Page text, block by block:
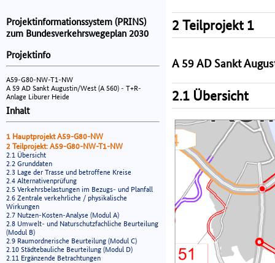
Projektinformationssystem (PRINS)
zum Bundesverkehrswegeplan 2030
Projektinfo
A59-G80-NW-T1-NW
A 59 AD Sankt Augustin/West (A 560) - T+R-
Anlage Liburer Heide
Inhalt
1 Hauptprojekt A59-G80-NW
2 Teilprojekt: A59-G80-NW-T1-NW
2.1 Übersicht
2.2 Grunddaten
2.3 Lage der Trasse und betroffene Kreise
2.4 Alternativenprüfung
2.5 Verkehrsbelastungen im Bezugs- und Planfall
2.6 Zentrale verkehrliche / physikalische
Wirkungen
2.7 Nutzen-Kosten-Analyse (Modul A)
2.8 Umwelt- und Naturschutzfachliche Beurteilung
(Modul B)
2.9 Raumordnerische Beurteilung (Modul C)
2.10 Städtebauliche Beurteilung (Modul D)
2.11 Ergänzende Betrachtungen
2 Teilprojekt 1
A 59 AD Sankt
2.1 Übersicht